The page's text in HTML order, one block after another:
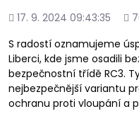
Přidáno
17. 9. 2024 09:43:35
S radostí oznamujeme
Liberci, kde jsme osadili
bezpečnostní třídě RC3.
nejbezpečnější variantu
ochranu proti vloupání a